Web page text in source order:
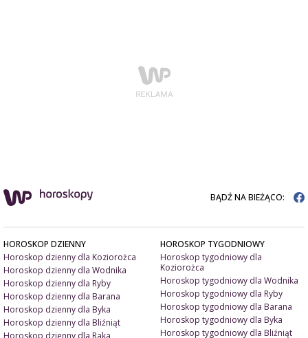
BĄDŹ NA BIEŻĄCO:
HOROSKOP DZIENNY
Horoskop dzienny dla Koziorożca
Horoskop dzienny dla Wodnika
Horoskop dzienny dla Ryby
Horoskop dzienny dla Barana
Horoskop dzienny dla Byka
Horoskop dzienny dla Bliźniąt
Horoskop dzienny dla Raka
HOROSKOP TYGODNIOWY
Horoskop tygodniowy dla
Koziorożca
Horoskop tygodniowy dla Wodnika
Horoskop tygodniowy dla Ryby
Horoskop tygodniowy dla Barana
Horoskop tygodniowy dla Byka
Horoskop tygodniowy dla Bliźniąt